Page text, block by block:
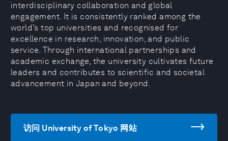
interdisciplinary collaboration and global
engagement. It is consistently ranked among the
world’s top universities and recognised for
excellence in research, innovation, and public
service. Through international partnerships and
academic exchange, the university cultivates future
leaders and contributes to scientific and societal
advancement in Japan and beyond.
访问 University of Tokyo 网站